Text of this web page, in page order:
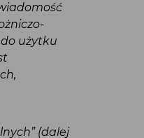
do użytku
(dalej